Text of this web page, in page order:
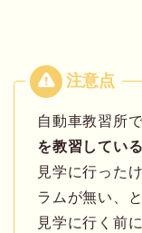
自動車教習所
を教習してい
見学に行った
ラムが無い、
見学に行く前